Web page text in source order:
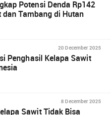
Potensi Denda Rp142
Tambang di Hutan
20 December 2025
Penghasil Kelapa Sawit
8 December 2025
Sawit Tidak Bisa